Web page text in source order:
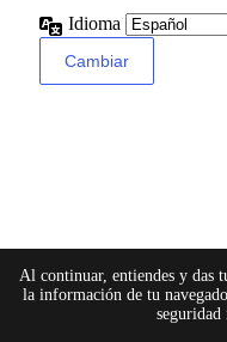
Idioma
Al continuar, entiendes y das
la información de tu
seguridad